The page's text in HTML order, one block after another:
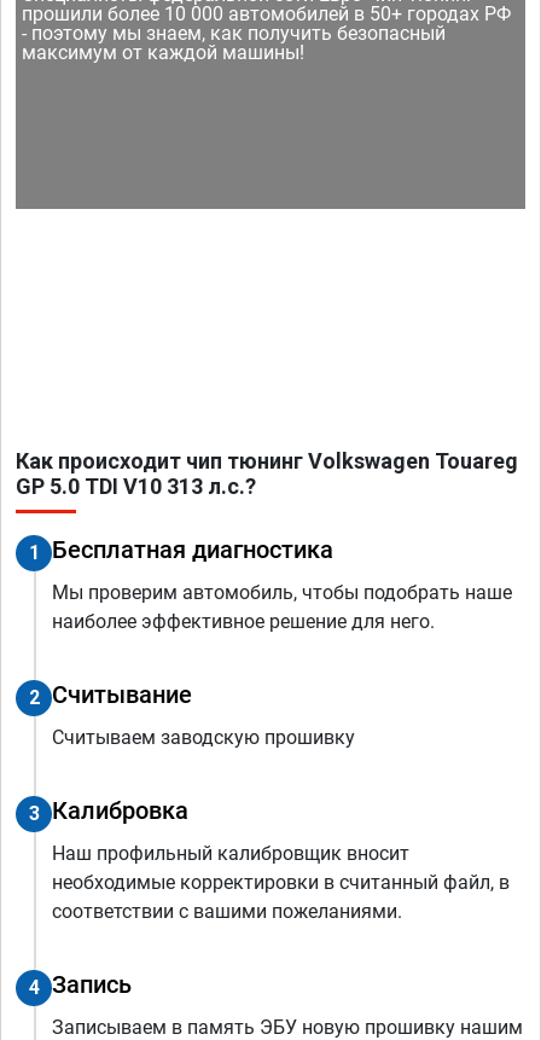
прошили более 10 000 автомобилей в 50+ городах РФ
- поэтому мы знаем, как получить безопасный
максимум от каждой машины!
Как происходит чип тюнинг Volkswagen Touareg
GP 5.0 TDI V10 313 л.с.?
1 Бесплатная диагностика
Мы проверим автомобиль, чтобы подобрать наше
наиболее эффективное решение для него.
2 Считывание
Считываем заводскую прошивку
3 Калибровка
Наш профильный калибровщик вносит
необходимые корректировки в считанный файл, в
соответствии с вашими пожеланиями.
4 Запись
Записываем в память ЭБУ новую прошивку нашим